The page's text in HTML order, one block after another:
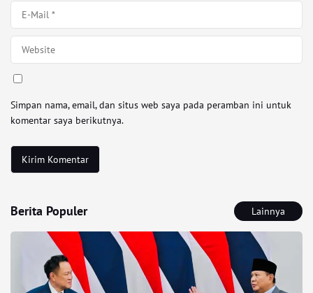
Simpan nama, email, dan situs web saya pada peramban ini untuk
komentar saya berikutnya.
Berita Populer Lainnya